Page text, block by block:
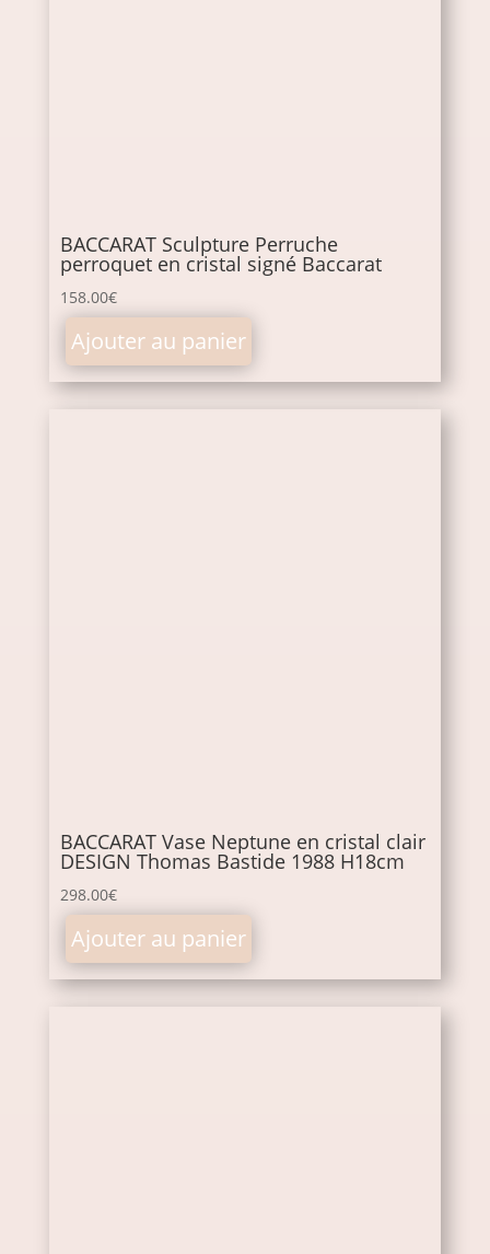
BACCARAT Sculpture Perruche
perroquet en cristal signé Baccarat
158.00€
Ajouter au panier
BACCARAT Vase Neptune en cristal clair
DESIGN Thomas Bastide 1988 H18cm
298.00€
Ajouter au panier